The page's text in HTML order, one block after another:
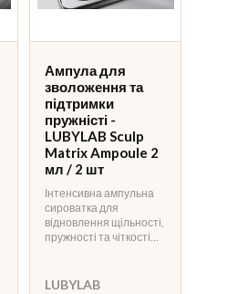
Ампула для
зволоження та
підтримки
пружністі -
LUBYLAB Sculp
Matrix Ampoule 2
мл / 2 шт
Інтенсивна ампульна
сироватка для
відновлення щільності,
пружності та чіткості…
LUBYLAB